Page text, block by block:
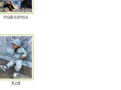
maksimss
Kolt